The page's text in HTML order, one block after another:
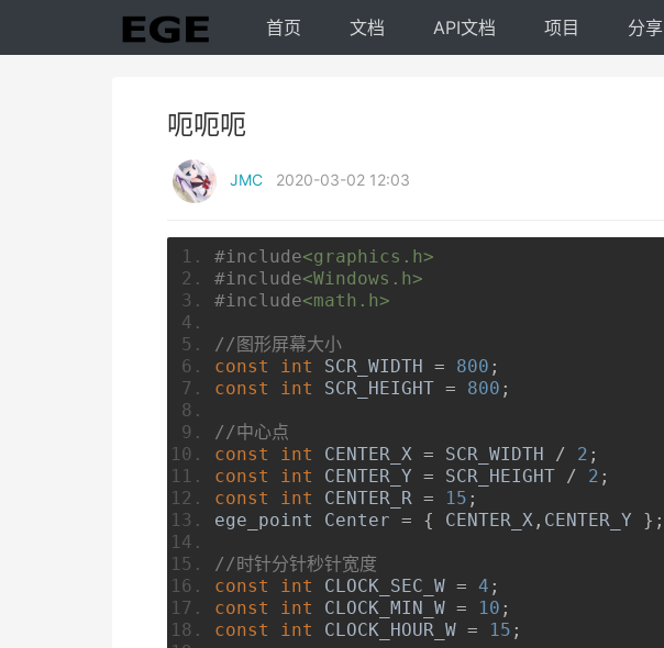
首页 文档 API文档 项目 分享
呃呃呃
JMC 2020-03-02 12:03
#include<graphics.h>
#include<Windows.h>
#include<math.h>
//图形屏幕大小
const
int SCR_WIDTH = 800 ;
const
int SCR_HEIGHT = 800 ;
//中心点
const
int CENTER_X = SCR_WIDTH / 2 ;
const
int CENTER_Y = SCR_HEIGHT / 2 ;
const
int CENTER_R = 15 ;
ege_point Center = { CENTER_X , CENTER_Y };
//时针分针秒针宽度
const
int CLOCK_SEC_W = 4 ;
const
int CLOCK_MIN_W = 10 ;
const
int CLOCK_HOUR_W = 15 ;